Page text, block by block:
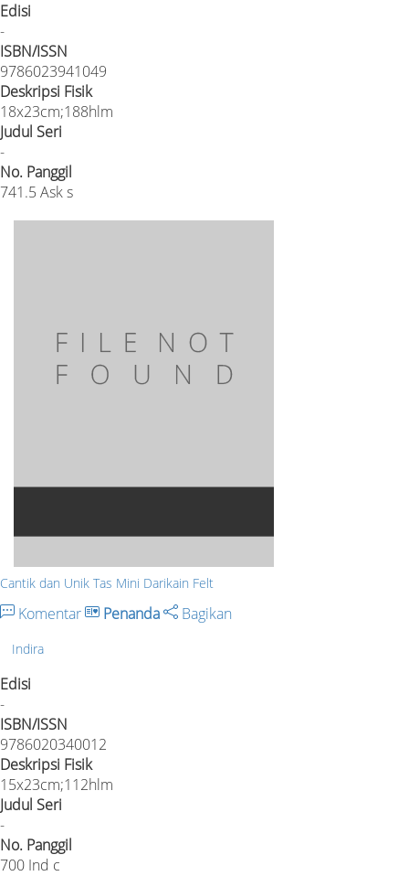
Edisi
-
ISBN/ISSN
9786023941049
Deskripsi Fisik
18x23cm;188hlm
Judul Seri
-
No. Panggil
741.5 Ask s
Cantik dan Unik Tas Mini Darikain Felt
Komentar Penanda Bagikan
Indira
Edisi
-
ISBN/ISSN
9786020340012
Deskripsi Fisik
15x23cm;112hlm
Judul Seri
-
No. Panggil
700 Ind c